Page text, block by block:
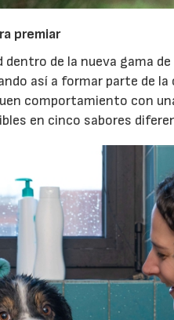
premiar
de la nueva gama
así a formar parte de
comportamiento con
en cinco sabores